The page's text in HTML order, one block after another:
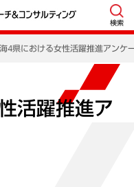
検索
4県における女性活躍推進アンケ
活躍推進ア